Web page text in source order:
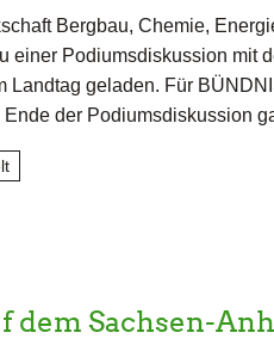
Bergbau, Chemie,
einer Podiumsdiskussion mit
Landtag geladen. Für
Ende der Podiumsdiskussion
dem Sachsen-